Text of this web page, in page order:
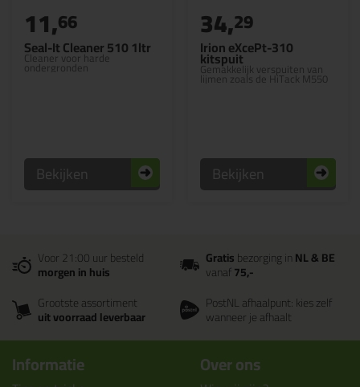
Seal-It Cleaner 510 1ltr
Cleaner voor harde
ondergronden
11,66
Bekijken
Irion eXcePt-310
kitspuit
Gemakkelijk verspuiten van
lijmen zoals de HiTack M550
34,29
Bekijken
Voor 21:00 uur besteld
morgen in huis
Gratisbezorging inNL & BE
vanaf75,-
Grootste assortiment
uit voorraad leverbaar
PostNL afhaalpunt: kies zelf
wanneer je afhaalt
Informatie Over ons